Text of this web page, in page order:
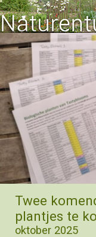
01 Startpagina
Home
Twee
plantjes te
oktober 2025